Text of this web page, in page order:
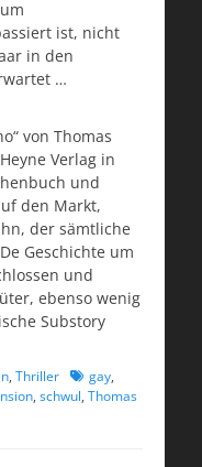
ist, nicht
in den
…
von Thomas
Verlag in
und
den Markt,
der sämtliche
Geschichte um
und
ebenso wenig
Substory
, Thriller Schlagworte
gay,
, schwul, Thomas